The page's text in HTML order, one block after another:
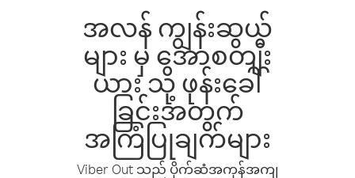
အလန် ကျွန်းဆွယ်
များ မှ အောစတျီး
ယား သို့ ဖုန်းခေါ်
ခြင်းအတွက်
အကြံပြုချက်များ
Viber Out သည် ပိုက်ဆံအကုန်အကျ